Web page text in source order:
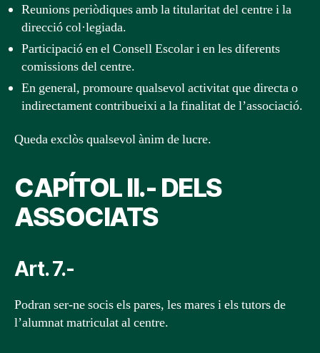
Reunions periòdiques amb la titularitat del centre i la
direcció col·legiada.
Participació en el Consell Escolar i en les diferents
comissions del centre.
En general, promoure qualsevol activitat que directa o
indirectament contribueixi a la finalitat de l’associació.
Queda exclòs qualsevol ànim de lucre.
CAPÍTOL II.- DELS
ASSOCIATS
Art. 7.-
Podran ser-ne socis els pares, les mares i els tutors de
l’alumnat matriculat al centre.